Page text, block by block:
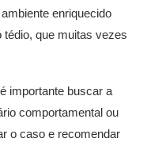
enriquecido
tédio, que muitas vezes
importante buscar a
comportamental ou
o caso e recomendar